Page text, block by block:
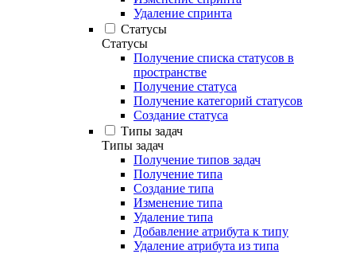
Удаление спринта
Статусы
Статусы
Получение списка статусов в
пространстве
Получение статуса
Получение категорий статусов
Создание статуса
Типы задач
Типы задач
Получение типов задач
Получение типа
Создание типа
Изменение типа
Удаление типа
Добавление атрибута к типу
Удаление атрибута из типа